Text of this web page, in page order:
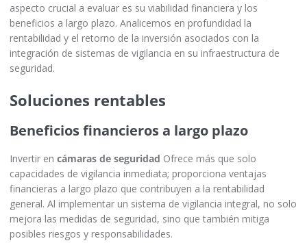
aspecto crucial a evaluar es su viabilidad financiera y los
beneficios a largo plazo. Analicemos en profundidad la
rentabilidad y el retorno de la inversión asociados con la
integración de sistemas de vigilancia en su infraestructura de
seguridad.
Soluciones rentables
Beneficios financieros a largo plazo
Invertir en cámaras de seguridad Ofrece más que solo
capacidades de vigilancia inmediata; proporciona ventajas
financieras a largo plazo que contribuyen a la rentabilidad
general. Al implementar un sistema de vigilancia integral, no solo
mejora las medidas de seguridad, sino que también mitiga
posibles riesgos y responsabilidades.